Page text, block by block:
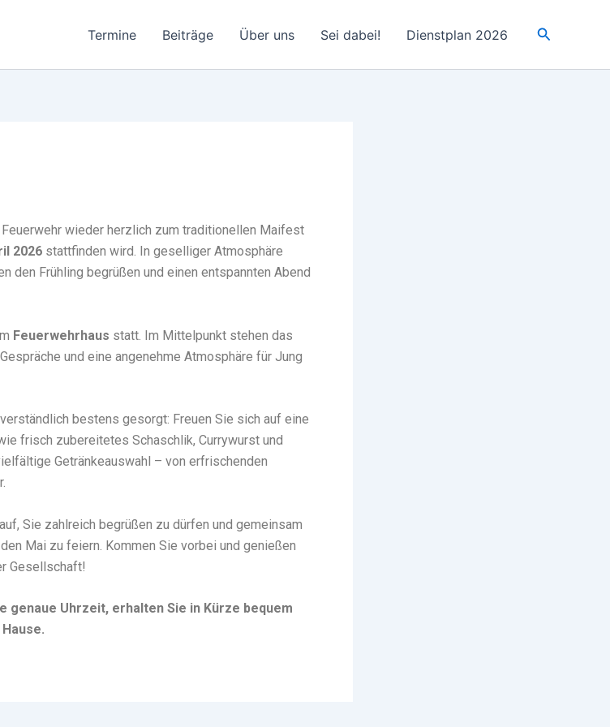
Termine Beiträge Über uns Sei dabei! Dienstplan 2026 Suchen
wieder herzlich zum traditionellen Maifest
2026 stattfinden wird. In geselliger Atmosphäre
den Frühling begrüßen und einen entspannten Abend
Feuerwehrhaus statt. Im Mittelpunkt stehen das
und eine angenehme Atmosphäre für Jung
bestens gesorgt: Freuen Sie sich auf eine
frisch zubereitetes Schaschlik, Currywurst und
Getränkeauswahl – von erfrischenden
Sie zahlreich begrüßen zu dürfen und gemeinsam
Mai zu feiern. Kommen Sie vorbei und genießen
Gesellschaft!
genaue Uhrzeit, erhalten Sie in Kürze bequem